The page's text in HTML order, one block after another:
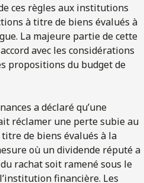
ces règles aux institutions
à titre de biens évalués à
La majeure partie de cette
avec les considérations
propositions du budget de
a déclaré qu’une
réclamer une perte subie au
titre de biens évalués à la
où un dividende réputé a
rachat soit ramené sous le
financière. Les